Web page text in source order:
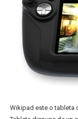
Wikipad este o tableta